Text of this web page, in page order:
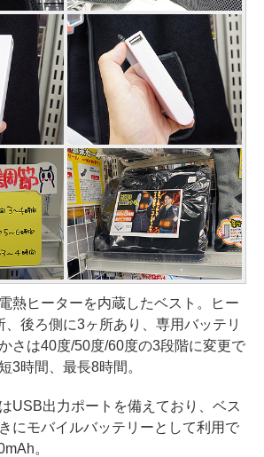
熱ヒーターを内蔵したベスト。ヒー
、後ろ側に3ヶ所あり、専用バッテリ
さは40度/50度/60度の3段階に変更で
3時間、最長8時間。
USB出力ポートを備えており、ベス
にモバイルバッテリーとして利用で
。